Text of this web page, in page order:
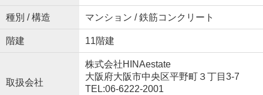
種別 / 構造 マンション / 鉄筋コンクリート
階建 11階建
取扱会社
株式会社HINAestate
大阪府大阪市中央区平野町３丁目3-7
TEL:06-6222-2001